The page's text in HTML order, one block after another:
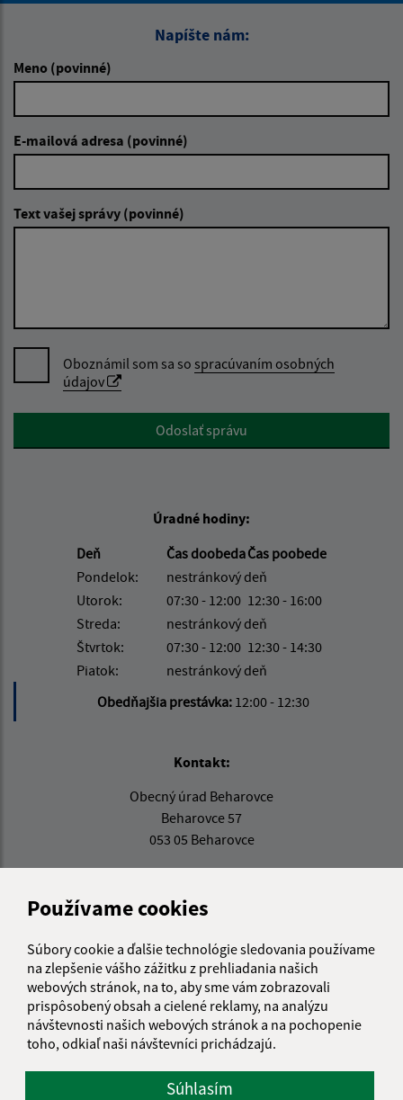
Používame cookies
Súbory cookie a ďalšie technológie sledovania používame
na zlepšenie vášho zážitku z prehliadania našich
webových stránok, na to, aby sme vám zobrazovali
prispôsobený obsah a cielené reklamy, na analýzu
návštevnosti našich webových stránok a na pochopenie
toho, odkiaľ naši návštevníci prichádzajú.
Súhlasím
Napíšte nám:
Meno (povinné)
E-mailová adresa (povinné)
Text vašej správy (povinné)
Oboznámil som sa so spracúvaním osobných
údajov
Google reCaptcha ResponseOdoslať správu
Úradné hodiny:
Deň
Čas doobedaČas poobede
Pondelok:
nestránkový deň
Utorok:
07:30 - 12:00 12:30 - 16:00
Streda:
nestránkový deň
Štvrtok:
07:30 - 12:00 12:30 - 14:30
Piatok:
nestránkový deň
Obedňajšia prestávka: 12:00 - 12:30
Kontakt:
Obecný úrad Beharovce
Beharovce 57
053 05 Beharovce
+421 534 596 227